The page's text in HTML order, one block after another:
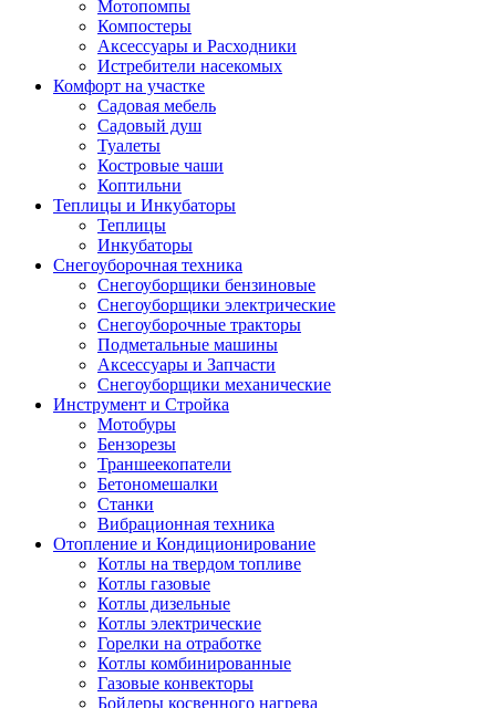
Мотопомпы
Компостеры
Аксессуары и Расходники
Истребители насекомых
Комфорт на участке
Садовая мебель
Садовый душ
Туалеты
Костровые чаши
Коптильни
Теплицы и Инкубаторы
Теплицы
Инкубаторы
Снегоуборочная техника
Снегоуборщики бензиновые
Снегоуборщики электрические
Снегоуборочные тракторы
Подметальные машины
Аксессуары и Запчасти
Снегоуборщики механические
Инструмент и Стройка
Мотобуры
Бензорезы
Траншеекопатели
Бетономешалки
Станки
Вибрационная техника
Отопление и Кондиционирование
Котлы на твердом топливе
Котлы газовые
Котлы дизельные
Котлы электрические
Горелки на отработке
Котлы комбинированные
Газовые конвекторы
Бойлеры косвенного нагрева